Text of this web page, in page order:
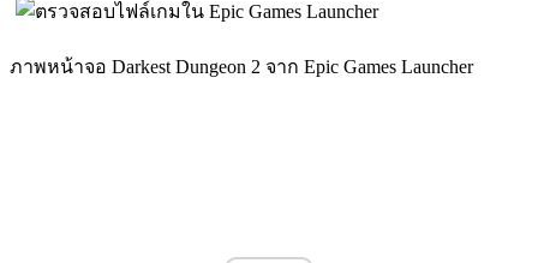
ภาพหน้าจอ Darkest Dungeon 2 จาก Epic Games Launcher